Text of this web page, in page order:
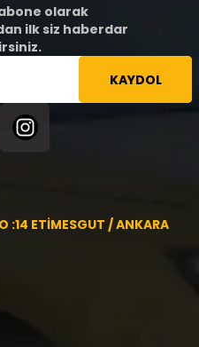
olarak
ilk siz haberdar
KAYDOL
:14 ETİMESGUT / ANKARA